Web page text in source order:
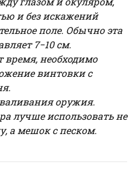
и без искажений
поле. Обычно эта
7−10 см.
время, необходимо
винтовки с
оружия.
лучше использовать не
а мешок с песком.